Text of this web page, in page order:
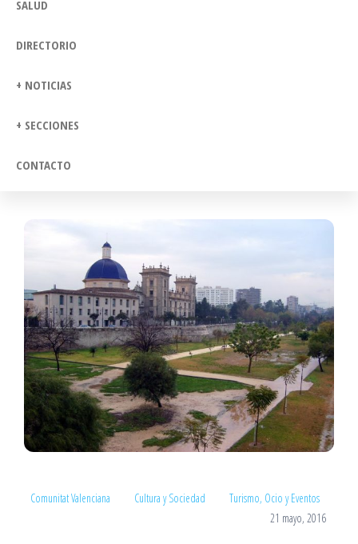
SALUD
DIRECTORIO
+ NOTICIAS
+ SECCIONES
CONTACTO
Comunitat Valenciana Cultura y Sociedad
Turismo, Ocio y Eventos
21 mayo, 2016